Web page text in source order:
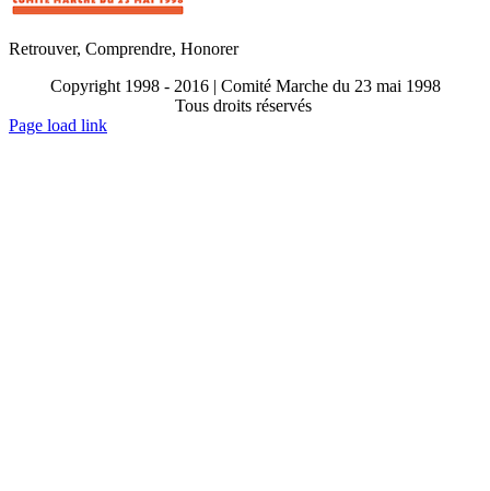
Retrouver, Comprendre, Honorer
Copyright 1998 - 2016 | Comité Marche du 23 mai 1998
Tous droits réservés
Toggle
Page load link